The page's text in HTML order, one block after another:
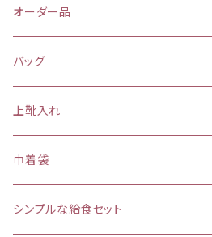
オーダー品
バッグ
上靴入れ
巾着袋
(大)約 縦37×横34マチ＋8cm
シンプルな給食セット